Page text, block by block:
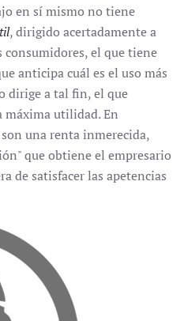
en sí mismo no tiene
, dirigido acertadamente a
consumidores, el que tiene
anticipa cuál es el uso más
dirige a tal fin, el que
máxima utilidad. En
una renta inmerecida,
que obtiene el empresario
de satisfacer las apetencias